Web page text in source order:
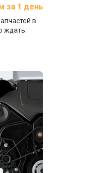
за 1 день
в
ждать.